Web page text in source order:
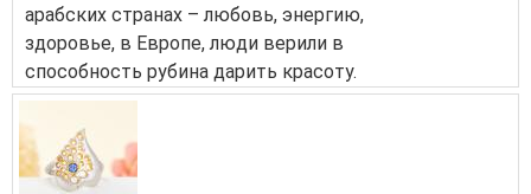
арабских странах – любовь, энергию,
здоровье, в Европе, люди верили в
способность рубина дарить красоту.